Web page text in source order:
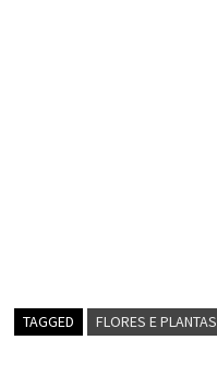
TAGGED FLORES E PLANTAS